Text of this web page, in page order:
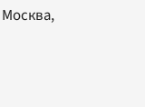
Москва,